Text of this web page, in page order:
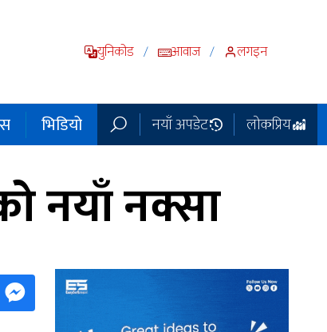
युनिकोड / आवाज / लगइन
भिडियो नयाँ अपडेट लोकप्रिय
नयाँ नक्सा